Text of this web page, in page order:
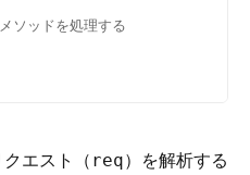
ソッドを処理する
エスト（ req）を解析する